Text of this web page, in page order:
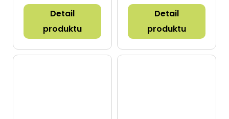
Detail
produktu
Detail
produktu